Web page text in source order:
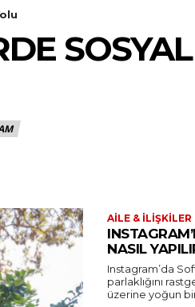
AILE & İLIŞKILER
NASIL
Instagram’da
parlaklığını
üzerine yoğun